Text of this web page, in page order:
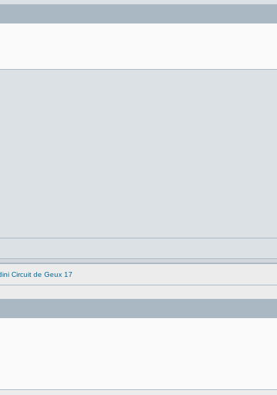
Circuit de Geux 17